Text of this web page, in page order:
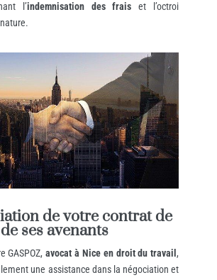
l’indemnisation des frais et l’octroi
de votre contrat de
ses avenants
GASPOZ,avocat à Nice en droit du travail,
une assistance dans la négociation et